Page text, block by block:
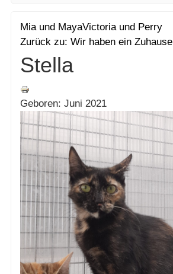
Mia und MayaVictoria und Perry
Zurück zu: Wir haben ein Zuhause
Stella
Geboren: Juni 2021